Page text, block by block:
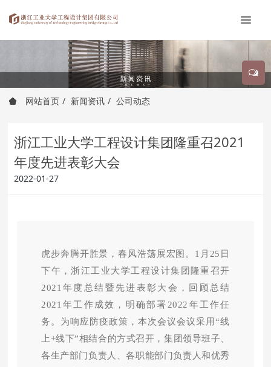
网站首页 新闻资讯 公司动态
浙江工业大学工程设计集团隆重召2021
年度先进表彰大会
2022-01-27
虎步奔腾开胜景，春风浩荡展宏图。1月25日
下午，浙江工业大学工程设计集团隆重召开
2021年度总结暨先进表彰大会，回顾总结
2021年工作成效，明确部署2022年工作任
务 。为响应防疫政策，本次会议会议采用“线
上+线下”相结合的方式召开 ，集团领导班子、
各生产部门负责人
、各职能部门负责人和优秀